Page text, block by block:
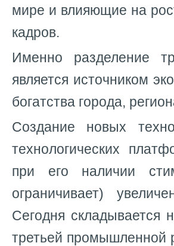
мире и влияющие на
кадров.
Именно разделение
является источником
богатства города,
Создание новых
технологических
при его наличии
ограничивает)
Сегодня складывается
третьей промышленной